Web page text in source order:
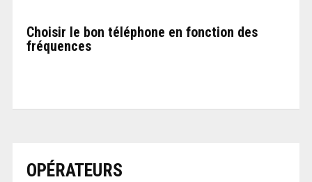
Choisir le bon téléphone en fonction des
fréquences
OPÉRATEURS